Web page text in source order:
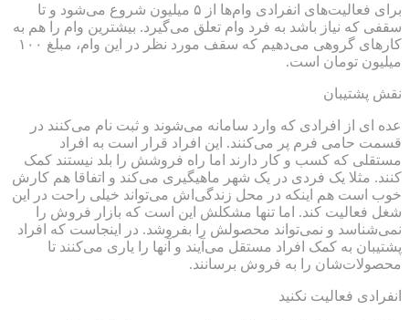
برای فعالیت‌های انفرادی وام‌ها از ۵ میلیون شروع می‌شود و تا
سقفی که نیاز باشد به فرد وام تعلق می‌گیرد. بیشترین وام را هم به
کارهای گروهی می‌دهیم که سقف مورد نظر در این وام، مبلغ ۱۰۰
میلیون تومان است.
نقش پشتیبان
عده ای از افرادی که وارد سامانه می‌شوند و ثبت ‌نام می‌کنند در
قسمت حامی فرم پر می‌کنند. این افراد قرار است به افراد
مستقلی که کسب و کار دارند اما راه فروشش را بلد نیستند کمک
کنند. مثلا یک فردی در یک شهر ماهیگیری می‌کند و اتفاقا هم کارش
خوب است هم اینکه در محل زندگی‌اش می‌تواند خیلی راحت در این
شغل فعالیت کند. اما تنها مشکلش این است که بازار فروش را
نمی‌شناسد و نمی‌تواند محصولش را بفروشد. در اینجاست که افراد
پشتیبان به کمک افراد مستقل می‌آیند و آنها را یاری می‌کنند تا
محصولات‌شان را به فروش برسانند.
انفرادی فعالیت نکنید